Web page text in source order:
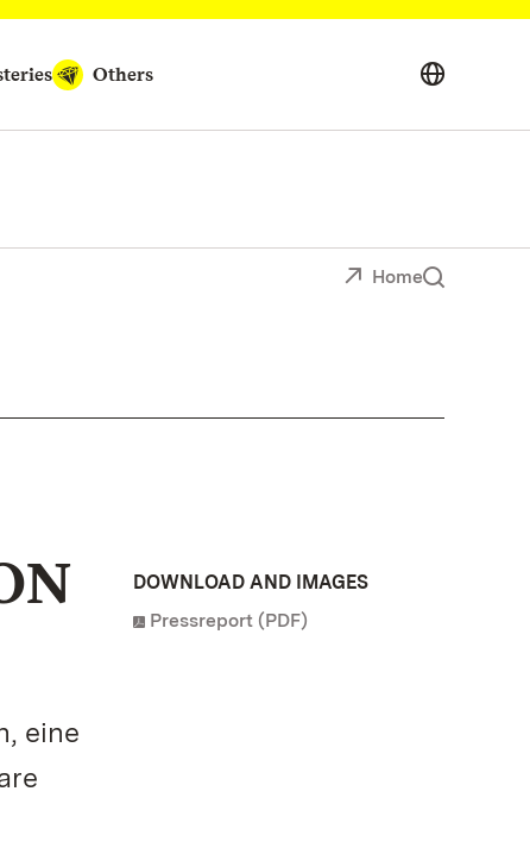
Others
Home
eine
DOWNLOAD AND IMAGES
Pressreport (PDF)